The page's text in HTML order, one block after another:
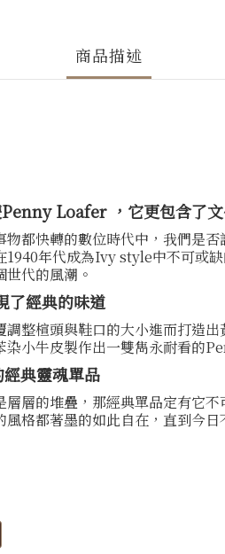
商品描述
Loafer ，它更包含了
物都快轉的數位時代中，我們是
1940年代成為Ivy style中不可或
世代的風潮。
了經典的味道
調整楦頭與鞋口的大小進而打造
染小牛皮製作出一雙雋永耐看的
典靈魂單品
層層的堆疊，那經典單品定有它
風格都著墨的如此自在，直到今